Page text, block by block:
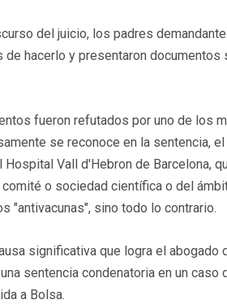
del juicio, los padres
hacerlo y presentaron
fueron refutados por uno de los
se reconoce en la sentencia, el
Vall d'Hebron de Barcelona,
o sociedad científica o del
"antivacunas", sino todo lo contrario.
significativa que logra el abogado
sentencia condenatoria en un caso
a Bolsa.